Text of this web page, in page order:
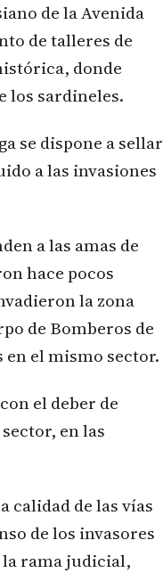
de la Avenida
de talleres de
donde
los sardineles.
se dispone a sellar
a las invasiones
a las amas de
hace pocos
la zona
de Bomberos de
en el mismo sector.
el deber de
en las
calidad de las vías
de los invasores
rama judicial,